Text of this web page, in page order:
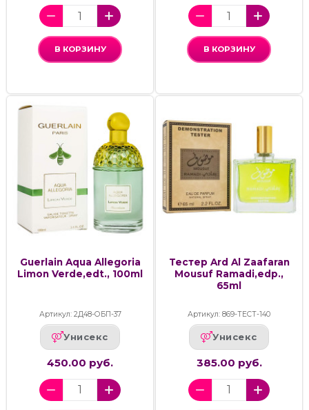
В КОРЗИНУ В КОРЗИНУ
Guerlain Aqua Allegoria
Limon Verde,edt., 100ml
Артикул: 2Д48-ОБП-37
Унисекс
450.00 руб.
Тестер Ard Al Zaafaran
Mousuf Ramadi,edp.,
65ml
Артикул: 869-ТЕСТ-140
Унисекс
385.00 руб.